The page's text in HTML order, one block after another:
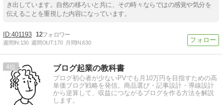
き出しています。自然の移ろいと共に、その時々ならではの感覚や気分を
伝えることを重視した内容になっています。
401193 12
週間IN:130 週間OUT:170 月間IN:630
4 ブログ起業の教科書
ブログ初心者が少ないPVでも月10万円を目指すための高
単価ブログ戦略を発信。商品選び・記事設計・導線設計
から逆算して、収益につながるブログを作る方法を解説
します。